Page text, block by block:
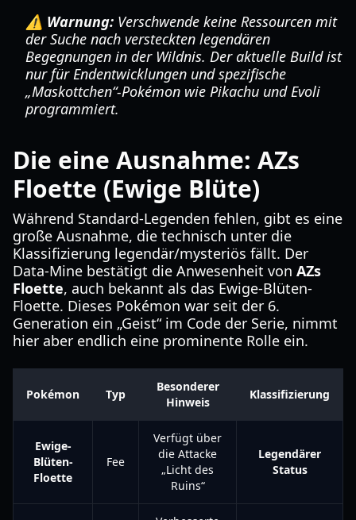
⚠️ Warnung: Verschwende keine Ressourcen mit
der Suche nach versteckten legendären
Begegnungen in der Wildnis. Der aktuelle Build ist
nur für Endentwicklungen und spezifische
„Maskottchen“-Pokémon wie Pikachu und Evoli
programmiert.
Die eine Ausnahme: AZs
Floette (Ewige Blüte)
Während Standard-Legenden fehlen, gibt es eine
große Ausnahme, die technisch unter die
Klassifizierung legendär/mysteriös fällt. Der
Data-Mine bestätigt die Anwesenheit von AZs
Floette, auch bekannt als das Ewige-Blüten-
Floette. Dieses Pokémon war seit der 6.
Generation ein „Geist“ im Code der Serie, nimmt
hier aber endlich eine prominente Rolle ein.
Pokémon Typ
Besonderer
Hinweis
Klassifizierung
Ewige-
Blüten-
Floette
Fee
Verfügt über
die Attacke
„Licht des
Ruins“
Legendärer
Status